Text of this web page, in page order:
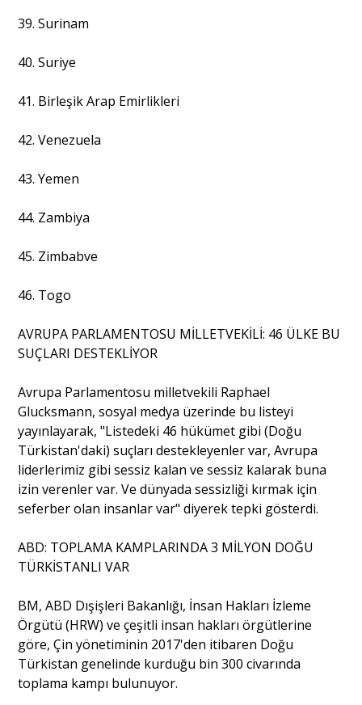
39. Surinam
40. Suriye
41. Birleşik Arap Emirlikleri
42. Venezuela
43. Yemen
44. Zambiya
45. Zimbabve
46. Togo
AVRUPA PARLAMENTOSU MİLLETVEKİLİ: 46 ÜLKE BU
SUÇLARI DESTEKLİYOR
Avrupa Parlamentosu milletvekili Raphael
Glucksmann, sosyal medya üzerinde bu listeyi
yayınlayarak, "Listedeki 46 hükümet gibi (Doğu
Türkistan'daki) suçları destekleyenler var, Avrupa
liderlerimiz gibi sessiz kalan ve sessiz kalarak buna
izin verenler var. Ve dünyada sessizliği kırmak için
seferber olan insanlar var" diyerek tepki gösterdi.
ABD: TOPLAMA KAMPLARINDA 3 MİLYON DOĞU
TÜRKİSTANLI VAR
BM, ABD Dışişleri Bakanlığı, İnsan Hakları İzleme
Örgütü (HRW) ve çeşitli insan hakları örgütlerine
göre, Çin yönetiminin 2017'den itibaren Doğu
Türkistan genelinde kurduğu bin 300 civarında
toplama kampı bulunuyor.